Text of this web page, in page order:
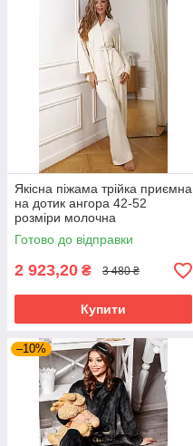
Якісна піжама трійка приємна
на дотик ангора 42-52
розміри молочна
Готово до відправки
2 923,20 ₴ 3 480 ₴
Купити
–10%